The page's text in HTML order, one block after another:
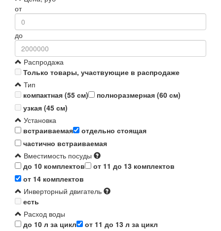
от
до
Распродажа
Только товары, участвующие в распродаже
Тип
компактная (55 см)
полноразмерная (60 см)
узкая (45 см)
Установка
встраиваемая
отдельно стоящая
частично встраиваемая
Вместимость посуды
до 10 комплектов
от 11 до 13 комплектов
от 14 комплектов
Инверторный двигатель
есть
Расход воды
до 10 л за цикл
от 11 до 13 л за цикл